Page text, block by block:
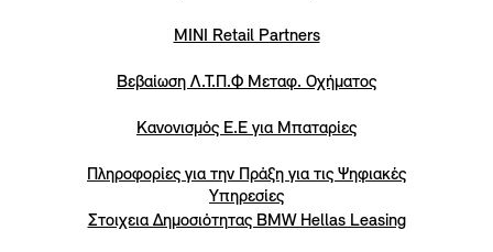
MINI Retail Partners
Βεβαίωση Λ.Τ.Π.Φ Μεταφ. Οχήματος
Κανονισμός Ε.Ε για Μπαταρίες
Πληροφορίες για την Πράξη για τις Ψηφιακές
Υπηρεσίες
Στοιχεια Δημοσιότητας BMW Hellas Leasing